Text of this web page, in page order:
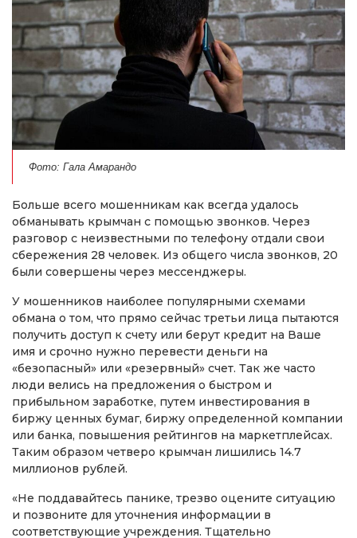
Фото: Гала Амарандо
Больше всего мошенникам как всегда удалось
обманывать крымчан с помощью звонков. Через
разговор с неизвестными по телефону отдали свои
сбережения 28 человек. Из общего числа звонков, 20
были совершены через мессенджеры.
У мошенников наиболее популярными схемами
обмана о том, что прямо сейчас третьи лица пытаются
получить доступ к счету или берут кредит на Ваше
имя и срочно нужно перевести деньги на
«безопасный» или «резервный» счет. Так же часто
люди велись на предложения о быстром и
прибыльном заработке, путем инвестирования в
биржу ценных бумаг, биржу определенной компании
или банка, повышения рейтингов на маркетплейсах.
Таким образом четверо крымчан лишились 14.7
миллионов рублей.
«Не поддавайтесь панике, трезво оцените ситуацию
и позвоните для уточнения информации в
соответствующие учреждения. Тщательно